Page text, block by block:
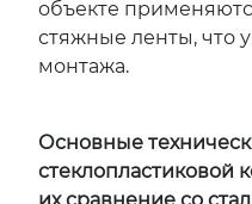
объекте
стяжные ленты, что
монтажа.
Основные
стеклопластиковой